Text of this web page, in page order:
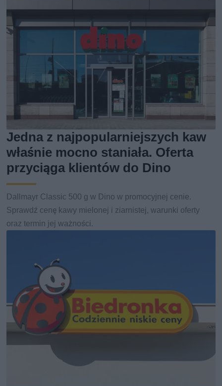
Jedna z najpopularniejszych kaw
właśnie mocno staniała. Oferta
przyciąga klientów do Dino
Dallmayr Classic 500 g w Dino w promocyjnej cenie.
Sprawdź cenę kawy mielonej i ziarnistej, warunki oferty
oraz termin jej ważności.